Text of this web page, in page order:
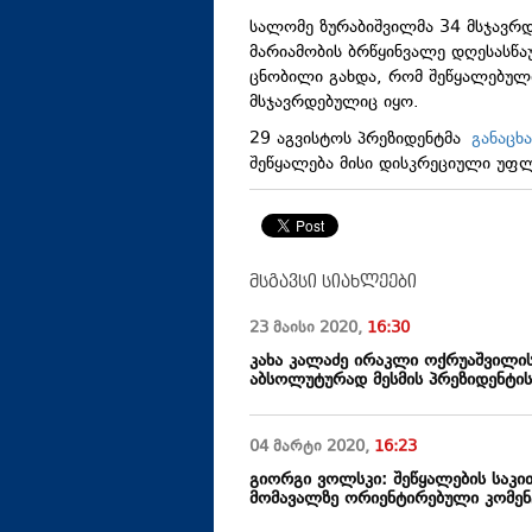
სალომე ზურაბიშვილმა 34
მარიამობის ბრწყინვალე
ცნობილი გახდა, რომ
მსჯავრდებულიც იყო.
29 აგვისტოს პრეზიდენტმა
შეწყალება მისი დისკრეციული
მსგავსი სიახლეები
23 მაისი 2020, 16:30
კახა კალაძე ირაკლი
აბსოლუტურად მესმის
04 მარტი 2020, 16:23
გიორგი ვოლსკი: შეწყალების
მომავალზე ორიენტირებული